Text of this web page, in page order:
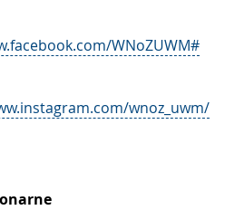
WNoZUWM#
wnoz_uwm/